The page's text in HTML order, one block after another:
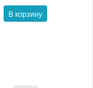
В корзину